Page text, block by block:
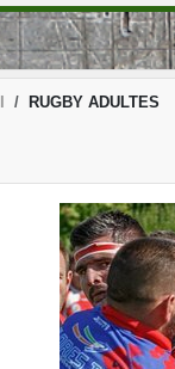
RUGBY ADULTES